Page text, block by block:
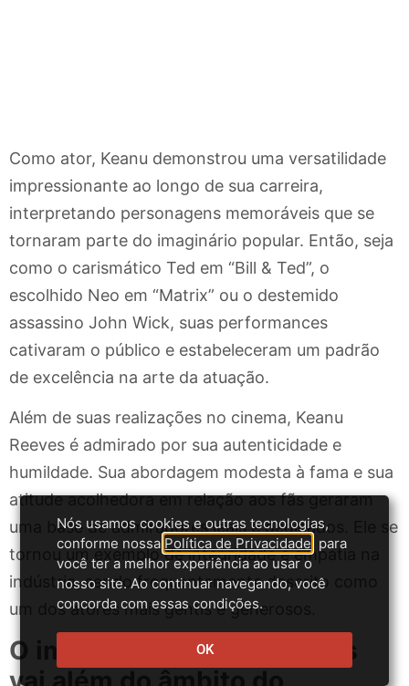
Como ator, Keanu demonstrou uma versatilidade
impressionante ao longo de sua carreira,
interpretando personagens memoráveis que se
tornaram parte do imaginário popular. Então, seja
como o carismático Ted em “Bill & Ted”, o
escolhido Neo em “Matrix” ou o destemido
assassino John Wick, suas performances
cativaram o público e estabeleceram um padrão
de excelência na arte da atuação.
Além de suas realizações no cinema, Keanu
Reeves é admirado por sua autenticidade e
humildade. Sua abordagem modesta à fama e sua
atitude acolhedora em relação aos fãs geraram
uma base de admiradores leais e dedicados. Ele se
tornou um exemplo de integridade e empatia na
indústria, sendo frequentemente descrito como
um dos atores mais gentis e generosos.
O impacto de Keanu Reeves
Nós usamos cookies e outras tecnologias,
conforme nossa Política de Privacidade , para
você ter a melhor experiência ao usar o
nosso site. Ao continuar navegando, você
concorda com essas condições.
OK